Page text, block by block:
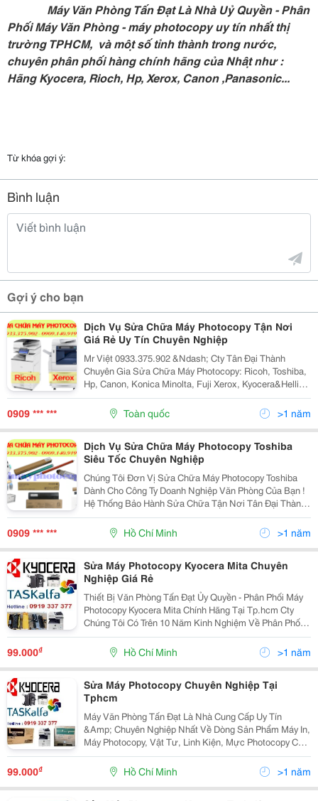
Máy Văn Phòng Tấn Đạt Là Nhà Uỷ Quyền - Phân
PhốiMáy Văn Phòng - máy photocopy uy tín nhất thị
trường TPHCM, và một số tỉnh thành trong nước,
chuyên phân phối hàng chính hãng của Nhật như :
Hãng Kyocera, Rioch, Hp, Xerox, Canon ,Panasonic...
Từ khóa gợi ý:
Bình luận
Gợi ý cho bạn
Dịch Vụ Sửa Chữa Máy Photocopy Tận Nơi
Giá Rẻ Uy Tín Chuyên Nghiệp
Mr Việt 0933.375.902 &Ndash; Cty Tân Đại Thành
Chuyên Gia Sửa Chữa Máy Photocopy: Ricoh, Toshiba,
Hp, Canon, Konica Minolta, Fuji Xerox, Kyocera&Hellip;
Chuyên Nghiệp Uy Tín Giá Rẻ Dịch Vụ Sửa Chữa Máy
Photocopy Tận Nơi Bạn Đang Tìm Kiếm Dịch Vụ...
0909 *** *** Toàn quốc >1 năm
Dịch Vụ Sửa Chữa Máy Photocopy Toshiba
Siêu Tốc Chuyên Nghiệp
Chúng Tôi Đơn Vị Sửa Chữa Máy Photocopy Toshiba
Dành Cho Công Ty Doanh Nghiệp Văn Phòng Của Bạn !
Hệ Thống Bảo Hành Sửa Chữa Tận Nơi Tân Đại Thành
Có Thể Giúp Đáp Ứng Tất Cả Các Nhu Cầu Sửa Chữa
Máy Photocopy Toshiba Hoặc Sửa Chữa Máy In
Toshiba...
0909 *** *** Hồ Chí Minh >1 năm
Sửa Máy Photocopy Kyocera Mita Chuyên
Nghiệp Giá Rẻ
Thiết Bị Văn Phòng Tấn Đạt Ủy Quyền - Phân Phối Máy
Photocopy Kyocera Mita Chính Hãng Tại Tp.hcm Cty
Chúng Tôi Có Trên 10 Năm Kinh Nghiệm Về Phân Phối
&Amp; Sửa Chữa Dòng Sản Phẩm Máy Photocopy
Kyocera Mita
99.000₫ Hồ Chí Minh >1 năm
Sửa Máy Photocopy Chuyên Nghiệp Tại
Tphcm
Máy Văn Phòng Tấn Đạt Là Nhà Cung Cấp Uy Tín
&Amp; Chuyên Nghiệp Nhất Về Dòng Sản Phẩm Máy In,
Máy Photocopy, Vật Tư, Linh Kiện, Mực Photocopy Của
Nhật Như : Kyocera (Mita )Taskalfa, Xerox, Ricoh, Hp
Mfp, Toshiba Tại Tp Hcm Với Kinh Nghiệm Trên 10...
99.000₫ Hồ Chí Minh >1 năm